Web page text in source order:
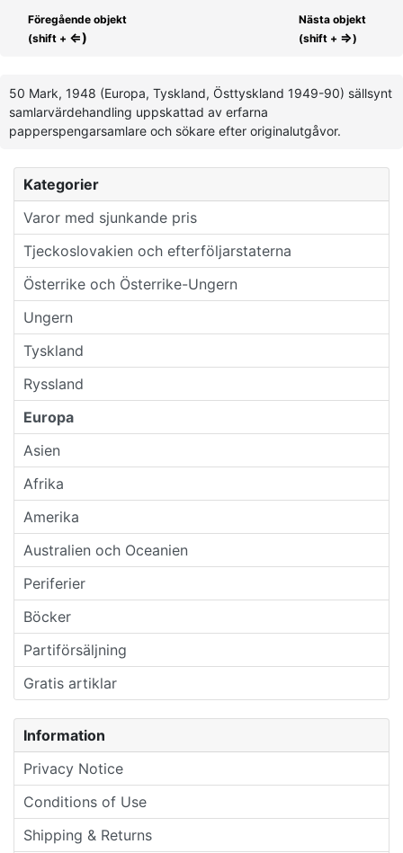
Kategorier
Varor med sjunkande pris
Tjeckoslovakien och efterföljarstaterna
Österrike och Österrike-Ungern
Ungern
Tyskland
Ryssland
Europa
Asien
Afrika
Amerika
Australien och Oceanien
Periferier
Böcker
Partiförsäljning
Gratis artiklar
Information
Privacy Notice
Conditions of Use
Shipping & Returns
Föregående objekt
(shift + ⇐)
Nästa objekt
(shift + ⇒)
50 Mark, 1948 (Europa, Tyskland, Östtyskland 1949-90) sällsynt
samlarvärdehandling uppskattad av erfarna
papperspengarsamlare och sökare efter originalutgåvor.